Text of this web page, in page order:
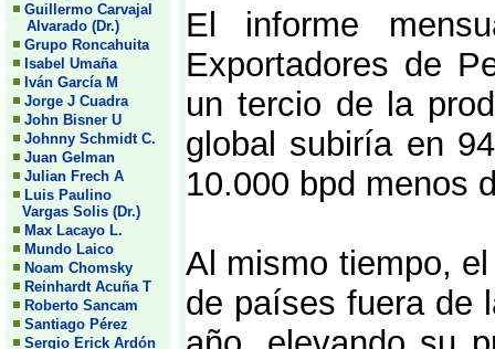
Guillermo Carvajal
Alvarado (Dr.)
Grupo Roncahuita
Isabel Umaña
Iván García M
Jorge J Cuadra
John Bisner U
Johnny Schmidt C.
Juan Gelman
Julian Frech A
Luis Paulino
Vargas Solis (Dr.)
Max Lacayo L.
Mundo Laico
Noam Chomsky
Reinhardt Acuña T
Roberto Sancam
Santiago Pérez
Sergio Erick Ardón
El informe
Exportadores de
un tercio de la
global subiría en
10.000 bpd menos
Al mismo tiempo,
de países fuera de